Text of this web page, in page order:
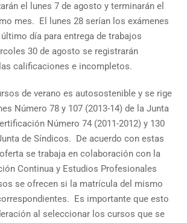
el lunes 7 de agosto y terminarán el
mes. El lunes 28 serían los exámenes
día para entrega de trabajos
30 de agosto se registrarán
calificaciones e incompletos.
de verano es autosostenible y se rige
Número 78 y 107 (2013-14) de la Junta
Número 74 (2011-2012) y 130
de Síndicos. De acuerdo con estas
se trabaja en colaboración con la
Continua y Estudios Profesionales
se ofrecen si la matrícula del mismo
Es importante que esto
al seleccionar los cursos que se